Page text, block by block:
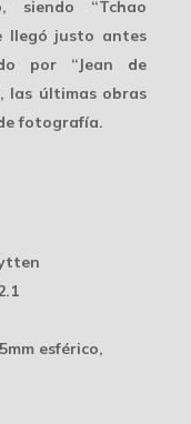
siendo “Tchao
llegó justo antes
por “Jean de
las últimas obras
fotografía.
esférico,